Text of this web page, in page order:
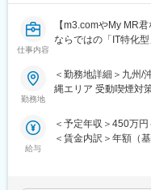
初任地希望だけでな
負担が軽減できます
■キャリアの選択肢
スペシャリティ領域
を通じて、その時々
シブルにキャリアが
仕事内容
【m3.comやMy MR
ならではの「IT特化
製薬企業向けのマー
MRを募集致します。
入社後、クライアン
ます。
勤務地
＜勤務地詳細＞九州/
縄エリア 受動喫煙対
給与
＜予定年収＞450万
＜賃金内訳＞年額（